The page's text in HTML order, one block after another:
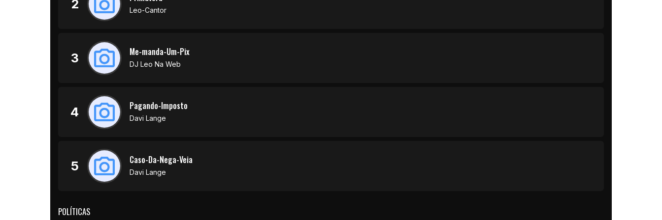
2 Leo-Cantor
3 Me-manda-Um-Pix
DJ Leo Na Web
4 Pagando-Imposto
Davi Lange
5 Caso-Da-Nega-Veia
Davi Lange
POLÍTICAS